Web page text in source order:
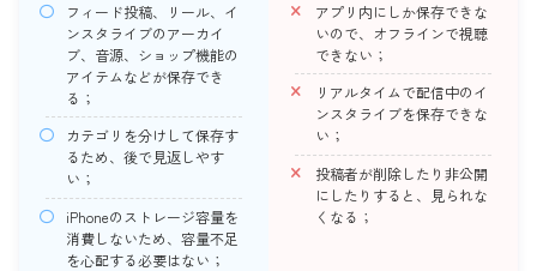
フィード投稿、リール、イ
ンスタライブのアーカイ
ブ、音源、ショップ機能の
アイテムなどが保存でき
る；
カテゴリを分けして保存す
るため、後で見返しやす
い；
iPhoneのストレージ容量を
消費しないため、容量不足
を心配する必要はない；
アプリ内にしか保存できな
いので、オフラインで視聴
できない；
リアルタイムで配信中のイ
ンスタライブを保存できな
い；
投稿者が削除したり非公開
にしたりすると、見られな
くなる；